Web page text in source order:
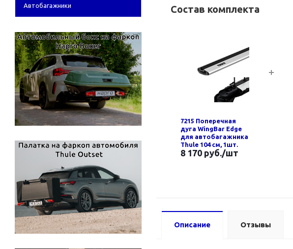
Состав комплекта
7215 Поперечная
дуга WingBar Edge
для автобагажника
Thule 104 см, 1шт.
8 170 руб./шт
Описание Отзывы
Автобагажники